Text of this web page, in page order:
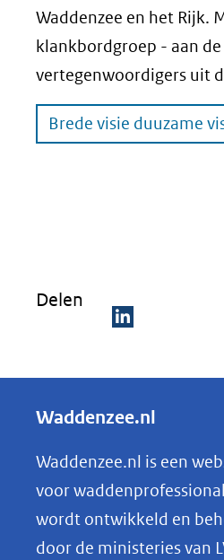
Waddenzee en het Rijk.
klankbordgroep - aan
vertegenwoordigers uit
Brede visie duuzame
Delen
e
e
n
o
p
L
Waddenzee.nl
Waddenzee.nl is een
voor
wordt ontwikkeld en
door de ministeries van